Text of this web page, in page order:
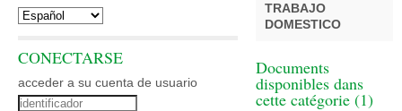
TRABAJO
DOMESTICO
Documents
disponibles dans
cette catégorie (1)
CONECTARSE
acceder a su cuenta de usuario